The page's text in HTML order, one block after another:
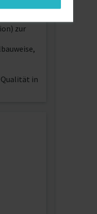
zur
Qualität in